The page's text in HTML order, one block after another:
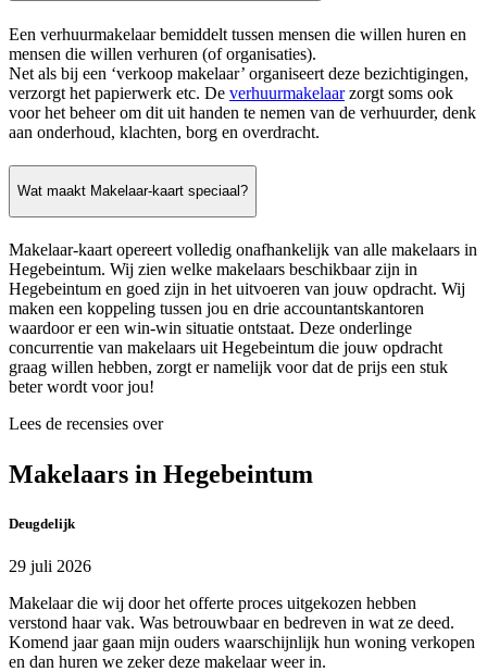
Een verhuurmakelaar bemiddelt tussen mensen die willen huren en
mensen die willen verhuren (of organisaties).
Net als bij een ‘verkoop makelaar’ organiseert deze bezichtigingen,
verzorgt het papierwerk etc. De verhuurmakelaarzorgt soms ook
voor het beheer om dit uit handen te nemen van de verhuurder, denk
aan onderhoud, klachten, borg en overdracht.
Wat maakt Makelaar-kaart speciaal?
Makelaar-kaart opereert volledig onafhankelijk van alle makelaars in
Hegebeintum. Wij zien welke makelaars beschikbaar zijn in
Hegebeintum en goed zijn in het uitvoeren van jouw opdracht. Wij
maken een koppeling tussen jou en drie accountantskantoren
waardoor er een win-win situatie ontstaat. Deze onderlinge
concurrentie van makelaars uit Hegebeintum die jouw opdracht
graag willen hebben, zorgt er namelijk voor dat de prijs een stuk
beter wordt voor jou!
Lees de recensies over
Makelaars in Hegebeintum
Deugdelijk
29 juli 2026
Makelaar die wij door het offerte proces uitgekozen hebben
verstond haar vak. Was betrouwbaar en bedreven in wat ze deed.
Komend jaar gaan mijn ouders waarschijnlijk hun woning verkopen
en dan huren we zeker deze makelaar weer in.